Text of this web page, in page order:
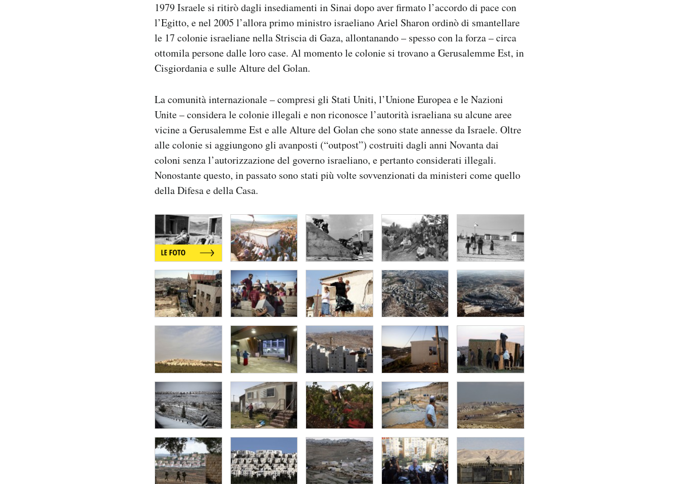
1979 Israele si ritirò dagli insediamenti in Sinai dopo aver firmato l’accordo di pace con
l’Egitto, e nel 2005 l’allora primo ministro israeliano Ariel Sharon ordinò di smantellare
le 17 colonie israeliane nella Striscia di Gaza, allontanando – spesso con la forza – circa
ottomila persone dalle loro case. Al momento le colonie si trovano a Gerusalemme Est, in
Cisgiordania e sulle Alture del Golan.
La comunità internazionale – compresi gli Stati Uniti, l’Unione Europea e le Nazioni
Unite – considera le colonie illegali e non riconosce l’autorità israeliana su alcune aree
vicine a Gerusalemme Est e alle Alture del Golan che sono state annesse da Israele. Oltre
alle colonie si aggiungono gli avanposti (“outpost”) costruiti dagli anni Novanta dai
coloni senza l’autorizzazione del governo israeliano, e pertanto considerati illegali.
Nonostante questo, in passato sono stati più volte sovvenzionati da ministeri come quello
della Difesa e della Casa.